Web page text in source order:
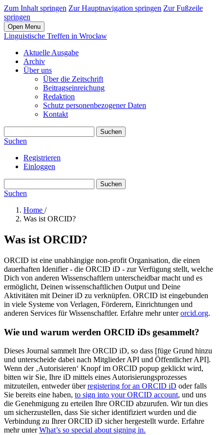
Zum Inhalt springen Zur Hauptnavigation springen Zur Fußzeile
springen
Open Menu
Linguistische Treffen in Wrocław
Aktuelle Ausgabe
Archiv
Über uns
Über die Zeitschrift
Beitragseinreichung
Redaktion
Schutz personenbezogener Daten
Kontakt
Suchen
Suchen
Registrieren
Einloggen
Suchen
Suchen
Home /
Was ist ORCID?
Was ist ORCID?
ORCID ist eine unabhängige non-profit Organisation, die einen
dauerhaften Idenifier - die ORCID iD - zur Verfügung stellt, welche
Dich von anderen Wissenschaftlern unterscheidbar macht und es
ermöglicht, Deinen wissenschaftlichen Output und Deine
Aktivitäten mit Deiner iD zu verknüpfen. ORCID ist eingebunden
in viele Systeme von Verlagen, Förderern, Einrichtungen und
anderen Services für Wissenschaftler. Erfahre mehr unterorcid.org.
Wie und warum werden ORCID iDs gesammelt?
Dieses Journal sammelt Ihre ORCID iD, so dass [füge Grund hinzu
und unterscheide dabei nach Mitglieder API und Öffentlicher API].
Wenn der ‚Autorisieren‘ Knopf im ORCID popup geklickt wird,
bitten wir Sie, Ihre iD mittels eines Autorisierungsprozesses
mitzuteilen, entweder überregistering for an ORCID iD oder falls
Sie bereits eine haben, to sign into your ORCID account, und uns
die Genehmigung zu erteilen Ihre ORCID abzurufen. Wir tun dies
um sicherzustellen, dass Sie sicher identifiziert wurden und die
Verbindung zu Ihrer ORCID iD sicher hergestellt wurde. Erfahre
mehr unterWhat’s so special about signing in.